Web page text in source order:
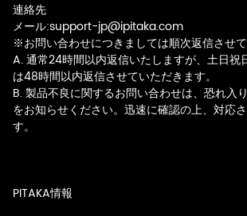
連絡先
メール:support-jp@ipitaka.com
※お問い合わせにつきましては順次返信させ
A. 通常24時間以内返信いたしますが、土日祝
は48時間以内返信させていただきます。
B. 製品不良に関するお問い合わせは、恐れ入
をお知らせください。迅速に確認の上、対応
す。
PITAKA情報